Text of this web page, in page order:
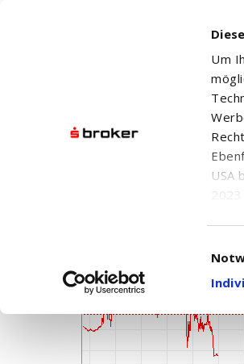
Um
USA
in
ADTRAN HOLDINGS INC.